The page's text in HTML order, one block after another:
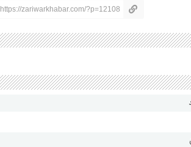
https://zariwarkhabar.com/?p=12108